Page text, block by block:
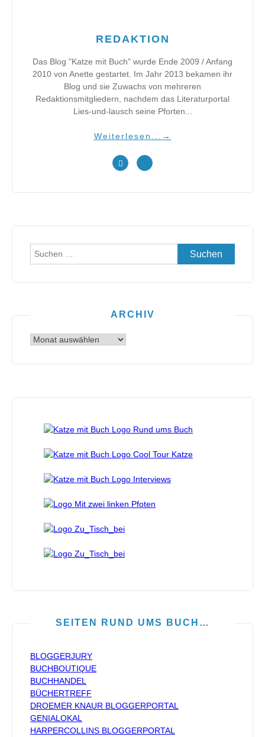
REDAKTION
Das Blog "Katze mit Buch" wurde Ende 2009 / Anfang
2010 von Anette gestartet. Im Jahr 2013 bekamen ihr
Blog und sie Zuwachs von mehreren
Redaktionsmitgliedern, nachdem das Literaturportal
Lies-und-lausch seine Pforten...
Weiterlesen... →
Suchen
ARCHIV
Archiv
SEITEN RUND UMS BUCH…
BLOGGERJURY
BUCHBOUTIQUE
BUCHHANDEL
BÜCHERTREFF
DROEMER KNAUR BLOGGERPORTAL
GENIALOKAL
HARPERCOLLINS BLOGGERPORTAL